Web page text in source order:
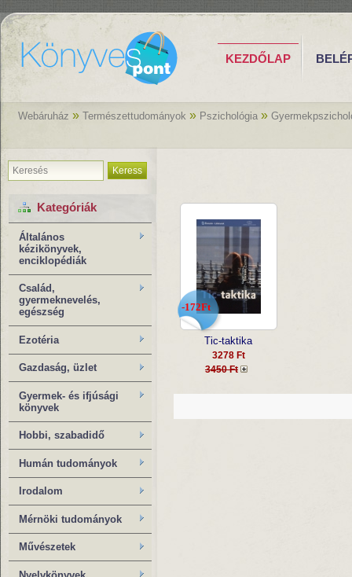
KEZDŐLAP
Webáruház » Természettudományok » Pszichológia »
Keress
Kategóriák
Általános
kézikönyvek,
enciklopédiák
Család,
gyermeknevelés,
egészség
Ezotéria
Gazdaság, üzlet
Gyermek- és ifjúsági
könyvek
Hobbi, szabadidő
Humán tudományok
Irodalom
Mérnöki tudományok
Művészetek
-172Ft
Tic-taktika
3278 Ft
3450 Ft